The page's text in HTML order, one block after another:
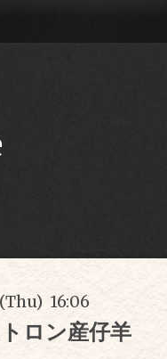
16:06
ロン産仔羊